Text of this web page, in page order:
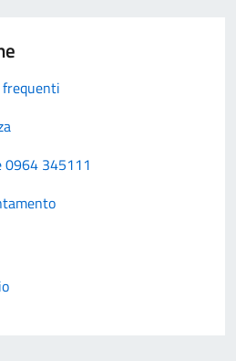
frequenti
0964 345111